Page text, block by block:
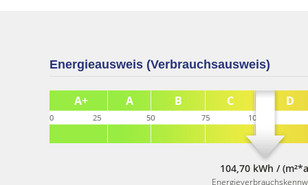
Energieausweis (Verbrauchsausweis)
104,70 kWh /